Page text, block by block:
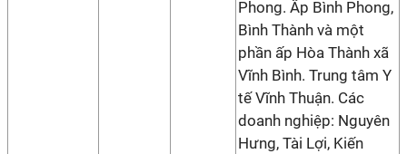
Phong. Ấp Bình Phong,
Bình Thành và một
phần ấp Hòa Thành xã
Vĩnh Bình. Trung tâm Y
tế Vĩnh Thuận. Các
doanh nghiệp: Nguyên
Hưng, Tài Lợi, Kiến